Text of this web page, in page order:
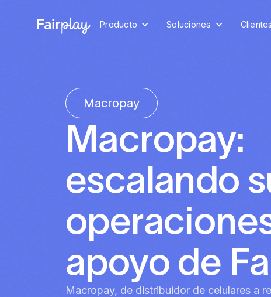
Producto Soluciones Clientes
Macropay
Macropay:
escalando
apoyo de
Macropay, de distribuidor de celulares a